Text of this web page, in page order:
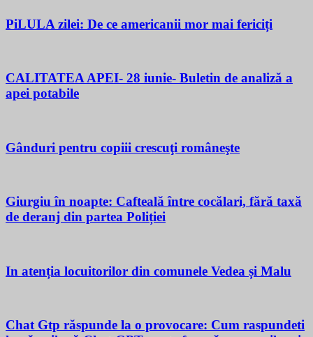
PiLULA zilei: De ce americanii mor mai fericiți
CALITATEA APEI- 28 iunie- Buletin de analiză a
apei potabile
Gânduri pentru copiii crescuţi româneşte
Giurgiu în noapte: Cafteală între cocălari, fără taxă
de deranj din partea Poliției
In atenția locuitorilor din comunele Vedea și Malu
Chat Gtp răspunde la o provocare: Cum raspundeti